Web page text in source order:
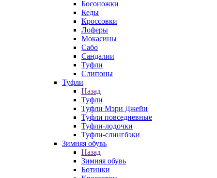
Босоножки
Кеды
Кроссовки
Лоферы
Мокасины
Сабо
Сандалии
Туфли
Слипоны
Туфли
Назад
Туфли
Туфли Мэри Джейн
Туфли повседневные
Туфли-лодочки
Туфли-слингбэки
Зимняя обувь
Назад
Зимняя обувь
Ботинки